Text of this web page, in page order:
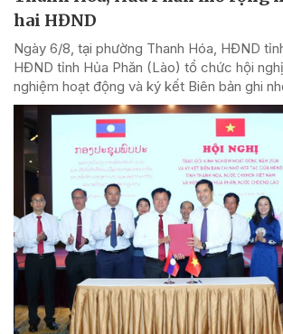
hai HĐND
Ngày 6/8, tại phường Thanh Hóa, HĐND
HĐND tỉnh Hủa Phăn (Lào) tổ chức hội
nghiệm hoạt động và ký kết Biên bản ghi